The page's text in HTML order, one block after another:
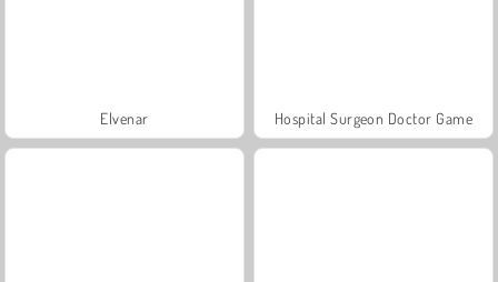
Elvenar Hospital Surgeon Doctor Game